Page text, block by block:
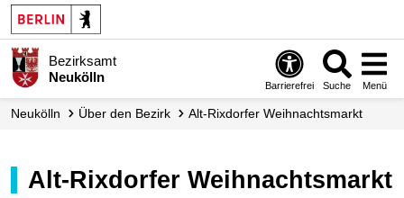
Bezirksamt
Neukölln
Barrierefrei Suche Menü
Neukölln Über den Bezirk Alt-Rixdorfer Weihnachtsmarkt
Alt-Rixdorfer Weihnachtsmarkt